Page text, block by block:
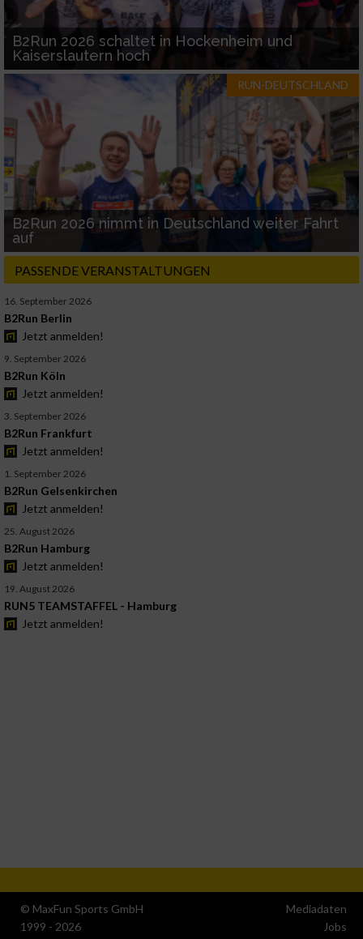
B2Run 2026 schaltet in Hockenheim und
Kaiserslautern hoch
RUN-DEUTSCHLAND
B2Run 2026 nimmt in Deutschland weiter Fahrt
auf
PASSENDE VERANSTALTUNGEN
16. September 2026
B2Run Berlin
Jetzt anmelden!
9. September 2026
B2Run Köln
Jetzt anmelden!
3. September 2026
B2Run Frankfurt
Jetzt anmelden!
1. September 2026
B2Run Gelsenkirchen
Jetzt anmelden!
25. August 2026
B2Run Hamburg
Jetzt anmelden!
19. August 2026
RUN5 TEAMSTAFFEL - Hamburg
Jetzt anmelden!
© MaxFun Sports GmbH
1999 - 2026
Mediadaten
Jobs